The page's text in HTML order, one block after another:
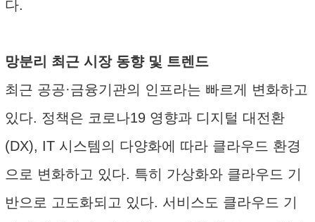
다.
망분리 최근 시장 동향 및 트렌드
최근 공공·금융기관의 인프라는 빠르게 변화하고
있다. 정책은 코로나19 영향과 디지털 대전환
(DX), IT 시스템의 다양화에 따라 클라우드 환경
으로 변화하고 있다. 특히 가상화와 클라우드 기
반으로 고도화되고 있다. 서비스도 클라우드 기